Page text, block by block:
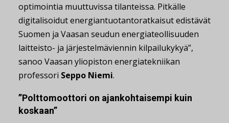
optimointia muuttuvissa tilanteissa. Pitkälle
digitalisoidut energiantuotantoratkaisut edistävät
Suomen ja Vaasan seudun energiateollisuuden
laitteisto- ja järjestelmäviennin kilpailukykyä”,
sanoo Vaasan yliopiston energiatekniikan
professori Seppo Niemi.
”Polttomoottori on ajankohtaisempi kuin
koskaan”